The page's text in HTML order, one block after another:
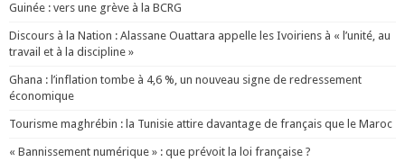
Guinée : vers une grève à la BCRG
Discours à la Nation : Alassane Ouattara appelle les Ivoiriens à « l’unité, au
travail et à la discipline »
Ghana : l’inflation tombe à 4,6 %, un nouveau signe de redressement
économique
Tourisme maghrébin : la Tunisie attire davantage de français que le Maroc
« Bannissement numérique » : que prévoit la loi française ?